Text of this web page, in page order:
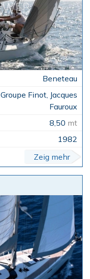
Beneteau
Groupe Finot, Jacques
Fauroux
8,50 mt
1982
Zeig mehr